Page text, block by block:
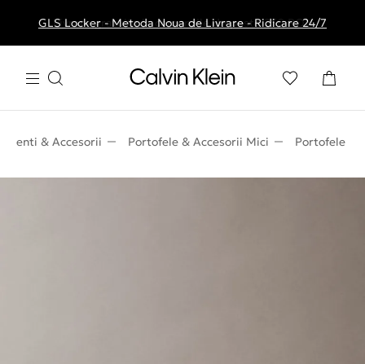
Livrare gratuita la comenzile de peste 250 RON
GLS Locker - Metoda Noua de Livrare - Ridicare 24/7
Genti & Accesorii Portofele & Accesorii Mici Portofele